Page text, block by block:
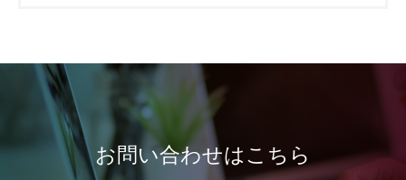
お問い合わせはこちら